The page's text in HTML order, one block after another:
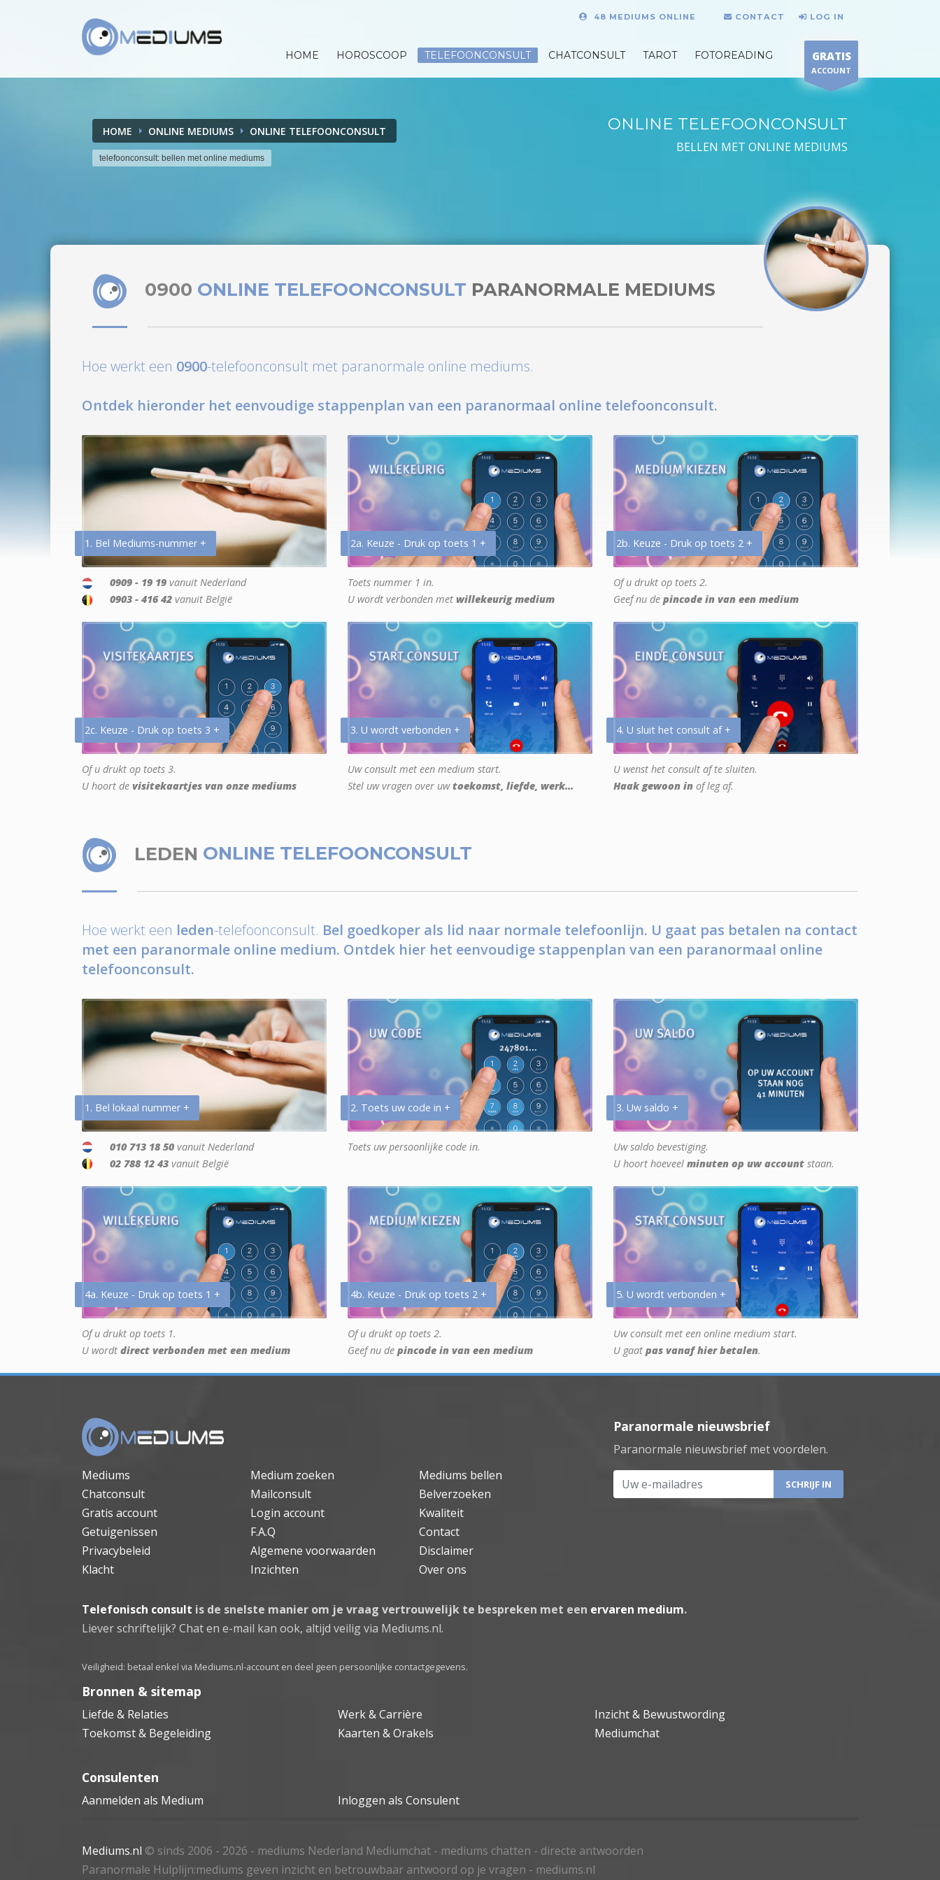
48 MEDIUMS ONLINE CONTACT LOG IN
HOME HOROSCOOP TELEFOONCONSULT CHATCONSULT TAROT FOTOREADING GRATIS
ACCOUNT
HOME ONLINE MEDIUMS ONLINE TELEFOONCONSULT
telefoonconsult: bellen met online mediums
ONLINE TELEFOONCONSULT
BELLEN MET ONLINE MEDIUMS
0900 ONLINE TELEFOONCONSULT PARANORMALE MEDIUMS
Hoe werkt een 0900-telefoonconsult met paranormale online mediums.
Ontdek hieronder het eenvoudige stappenplan van een paranormaal online telefoonconsult.
1. Bel Mediums-nummer +
0909 - 19 19 vanuit Nederland
0903 - 416 42 vanuit België
2a. Keuze - Druk op toets 1 +
Toets nummer 1 in.
U wordt verbonden met willekeurig medium
2b. Keuze - Druk op toets 2 +
Of u drukt op toets 2.
Geef nu de pincode in van een medium
2c. Keuze - Druk op toets 3 +
Of u drukt op toets 3.
U hoort de visitekaartjes van onze mediums
3. U wordt verbonden +
Uw consult met een medium start.
Stel uw vragen over uwtoekomst, liefde, werk...
4. U sluit het consult af +
U wenst het consult af te sluiten.
Haak gewoon in of leg af.
LEDEN ONLINE TELEFOONCONSULT
Hoe werkt een leden-telefoonconsult. Bel goedkoper als lid naar normale telefoonlijn. U gaat pas betalen na contact
met een paranormale online medium. Ontdek hier het eenvoudige stappenplan van een paranormaal online
telefoonconsult.
1. Bel lokaal nummer +
010 713 18 50 vanuit Nederland
02 788 12 43 vanuit België
2. Toets uw code in +
Toets uw persoonlijke code in.
3. Uw saldo +
Uw saldo bevestiging.
U hoort hoeveel minuten op uw account staan.
4a. Keuze - Druk op toets 1 +
Of u drukt op toets 1.
U wordt direct verbonden met een medium
4b. Keuze - Druk op toets 2 +
Of u drukt op toets 2.
Geef nu de pincode in van een medium
5. U wordt verbonden +
Uw consult met een online medium start.
U gaat pas vanaf hier betalen.
Mediums Medium zoeken
Mediums bellen
Chatconsult
Mailconsult
Belverzoeken
Gratis account
Login account
Kwaliteit
Getuigenissen
F.A.Q
Contact
Privacybeleid
Algemene voorwaarden
Disclaimer
Klacht
Inzichten Over ons
Paranormale nieuwsbrief
Paranormale nieuwsbrief met voordelen.
Uw e-mailadres
Telefonisch consult is de snelste manier om je vraag vertrouwelijk te bespreken met een ervaren medium.
Liever schriftelijk? Chat en e-mail kan ook, altijd veilig via Mediums.nl.
Veiligheid: betaal enkel via Mediums.nl-account en deel geen persoonlijke contactgegevens.
Bronnen & sitemap
Liefde & Relaties Werk & Carrière
Inzicht & Bewustwording
Toekomst & Begeleiding
Kaarten & Orakels Mediumchat
Consulenten
Aanmelden als Medium Inloggen als Consulent
Mediums.nl © sinds 2006 - 2026 - mediums Nederland Mediumchat - mediums chatten - directe antwoorden
Paranormale Hulplijn:mediums geven inzicht en betrouwbaar antwoord op je vragen - mediums.nl